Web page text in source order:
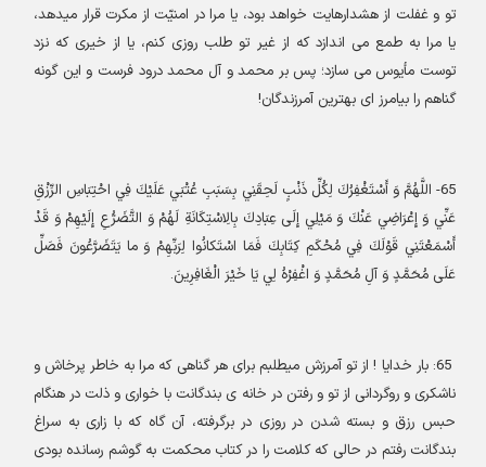
تو و غفلت از هشدارهایت خواهد بود، یا مرا در امنیّت از مکرت قرار میدهد،
یا مرا به طمع می اندازد که از غیر تو طلب روزی کنم، یا از خیری که نزد
توست مأیوس می سازد؛ پس بر محمد و آل محمد درود فرست و این گونه
گناهم را بیامرز ای بهترین آمرزندگان!
65- اللَّهُمَّ وَ أَسْتَغْفِرُكَ لِكُلِّ ذَنْبٍ لَحِقَنِي بِسَبَبِ عُتْبَي عَلَيْكَ فِي احْتِبَاسِ الرِّزْقِ
عَنِّي وَ إِعْرَاضِي عَنْكَ وَ مَيْلِي إِلَى عِبَادِكَ بِالِاسْتِكَانَةِ لَهُمْ وَ التَّضَرُّعِ إِلَيْهِمْ وَ قَدْ
أَسْمَعْتَنِي قَوْلَكَ فِي مُحْكَمِ كِتَابِكَ فَمَا اسْتَكانُوا لِرَبِّهِمْ وَ ما يَتَضَرَّعُونَ فَصَلِّ
عَلَى مُحَمَّدٍ وَ آلِ مُحَمَّدٍ وَ اغْفِرْهُ لِي يَا خَيْرَ الْغَافِرِينَ.
بار خدایا ! از تو آمرزش میطلبم برای هر گناهی که مرا به خاطر پرخاش و
ناشکری و روگردانی از تو و رفتن در خانه ی بندگانت با خواری و ذلت در هنگام
حبس رزق و بسته شدن در روزی در برگرفته، آن گاه که با زاری به سراغ
بندگانت رفتم در حالی که کلامت را در کتاب محکمت به گوشم رسانده بودی